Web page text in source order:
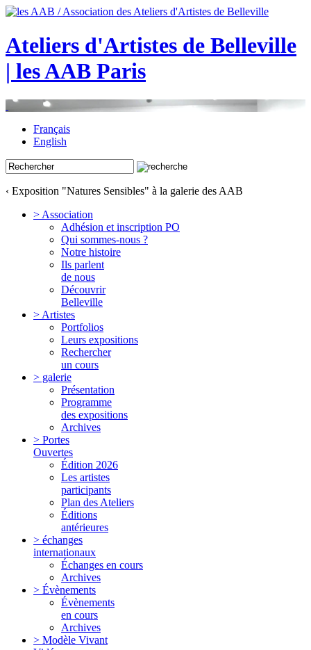
Ateliers d'Artistes de Belleville
| les AAB Paris
Français
English
‹ Exposition "Natures Sensibles" à la galerie des AAB
> Association
Adhésion et inscription PO
Qui sommes-nous ?
Notre histoire
Ils parlent
de nous
Découvrir
Belleville
> Artistes
Portfolios
Leurs expositions
Rechercher
un cours
> galerie
Présentation
Programme
des expositions
Archives
> Portes
Ouvertes
Édition 2026
Les artistes
participants
Plan des Ateliers
Éditions
antérieures
> échanges
internationaux
Échanges en cours
Archives
> Évènements
Évènements
en cours
Archives
> Modèle Vivant